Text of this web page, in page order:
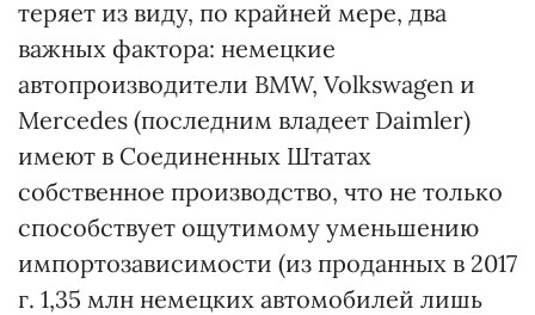
теряет из виду, по крайней мере, два
важных фактора: немецкие
автопроизводители BMW, Volkswagen и
Mercedes (последним владеет Daimler)
имеют в Соединенных Штатах
собственное производство, что не только
способствует ощутимому уменьшению
импортозависимости (из проданных в 2017
г. 1,35 млн немецких автомобилей лишь